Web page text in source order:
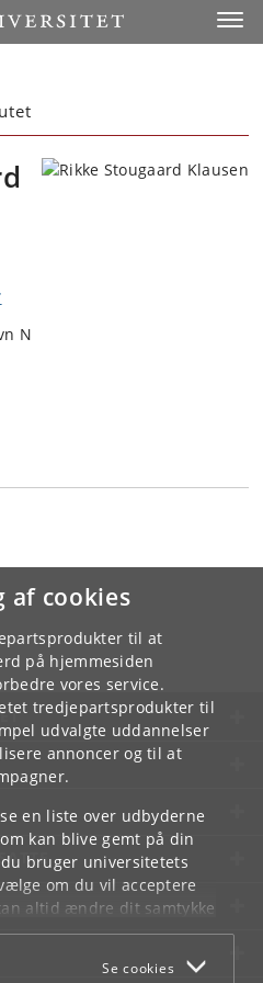
af cookies
til at
på hjemmesiden
vores service.
tredjepartsprodukter til
udvalgte uddannelser
annoncer og til at
en liste over udbyderne
kan blive gemt på din
bruger universitetets
om du vil acceptere
altid ændre dit samtykke
som du finder i
Se cookies
N